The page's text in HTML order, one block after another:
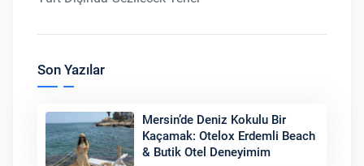
Son Yazılar
Mersin’de Deniz Kokulu Bir
Kaçamak: Otelox Erdemli Beach
& Butik Otel Deneyimim